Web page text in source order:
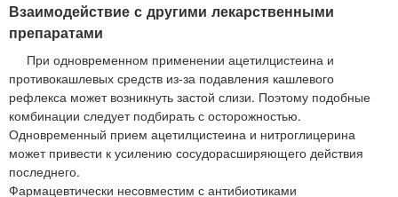
Взаимодействие с другими лекарственными
препаратами
При одновременном применении ацетилцистеина и
противокашлевых средств из-за подавления кашлевого
рефлекса может возникнуть застой слизи. Поэтому подобные
комбинации следует подбирать с осторожностью.
Одновременный прием ацетилцистеина и нитроглицерина
может привести к усилению сосудорасширяющего действия
последнего.
Фармацевтически несовместим с антибиотиками